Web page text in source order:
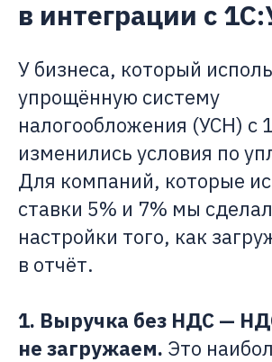
в интеграции с
У бизнеса, который
упрощённую систему
налогообложения (УСН) с
изменились условия по
Для компаний, которые
ставки 5% и 7% мы
настройки того, как
в отчёт.
1. Выручка без НДС —
не загружаем. Это